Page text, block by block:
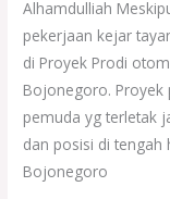
Alhamdulliah
pekerjaan kejar
di Proyek Prodi
Bojonegoro. Proyek
pemuda yg terletak
dan posisi di
Bojonegoro